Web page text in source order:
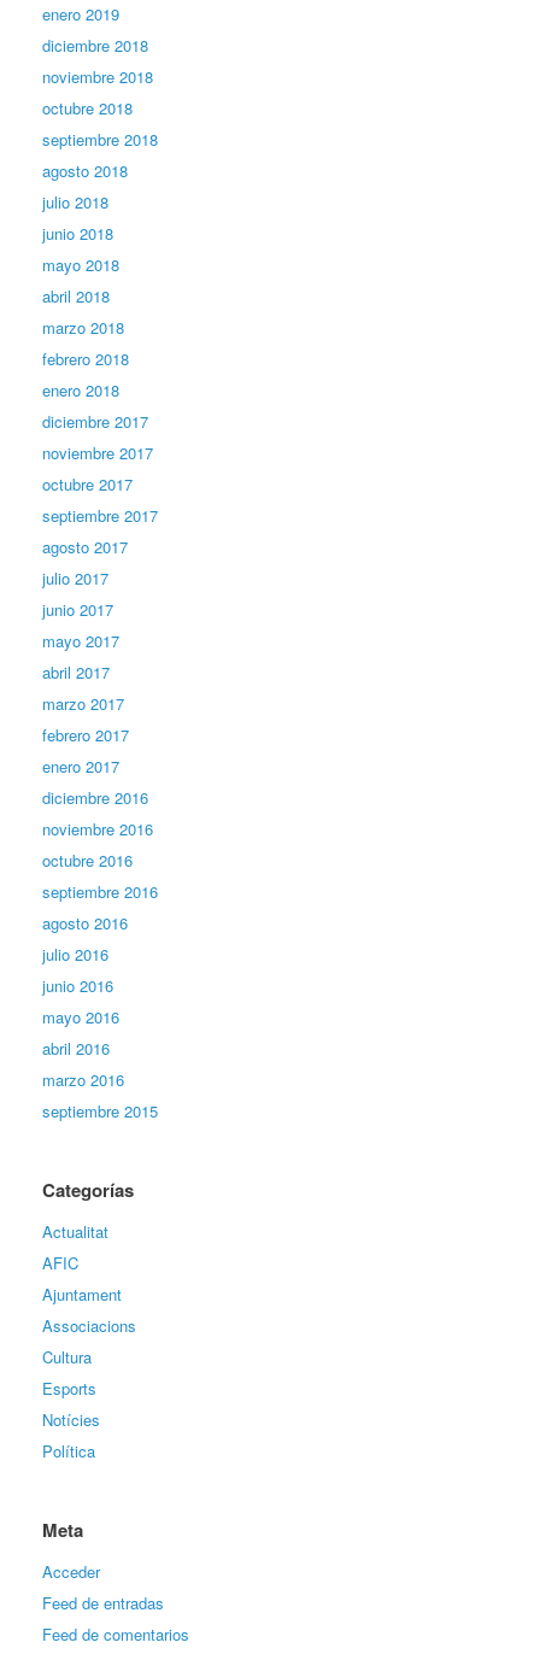
enero 2019
diciembre 2018
noviembre 2018
octubre 2018
septiembre 2018
agosto 2018
julio 2018
junio 2018
mayo 2018
abril 2018
marzo 2018
febrero 2018
enero 2018
diciembre 2017
noviembre 2017
octubre 2017
septiembre 2017
agosto 2017
julio 2017
junio 2017
mayo 2017
abril 2017
marzo 2017
febrero 2017
enero 2017
diciembre 2016
noviembre 2016
octubre 2016
septiembre 2016
agosto 2016
julio 2016
junio 2016
mayo 2016
abril 2016
marzo 2016
septiembre 2015
Categorías
Actualitat
AFIC
Ajuntament
Associacions
Cultura
Esports
Notícies
Política
Meta
Acceder
Feed de entradas
Feed de comentarios